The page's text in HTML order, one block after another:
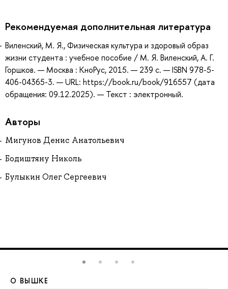
Рекомендуемая дополнительная литература
Виленский, М. Я., Физическая культура и здоровый образ
жизни студента : учебное пособие / М. Я. Виленский, А. Г.
Горшков. — Москва : КноРус, 2015. — 239 с. — ISBN 978-5-
406-04365-3. — URL: https://book.ru/book/916557 (дата
обращения: 09.12.2025). — Текст : электронный.
Авторы
Мигунов Денис Анатольевич
Бодиштяну Николь
Булыкин Олег Сергеевич
О ВЫШКЕ